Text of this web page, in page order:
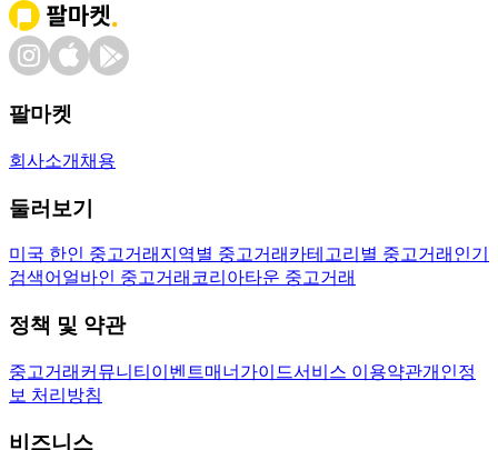
팔마켓
회사소개 채용
둘러보기
미국 한인 중고거래 지역별 중고거래 카테고리별 중고거래 인기
검색어 얼바인 중고거래 코리아타운 중고거래
정책 및 약관
중고거래 커뮤니티 이벤트매너가이드서비스 이용약관개인정
보 처리방침
비즈니스